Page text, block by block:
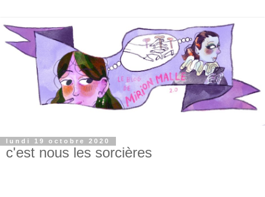
lundi 19 octobre 2020
c'est nous les sorcières